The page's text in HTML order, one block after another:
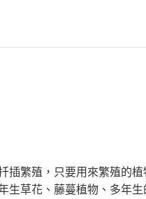
插繁殖，只要用來繁殖的
草花、藤蔓植物、多年